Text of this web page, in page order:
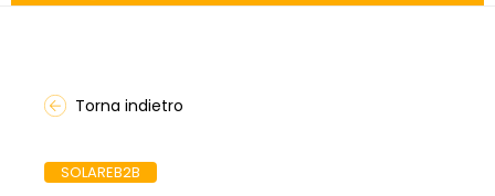
Torna indietro
SOLAREB2B